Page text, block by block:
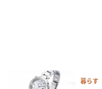
暮らす